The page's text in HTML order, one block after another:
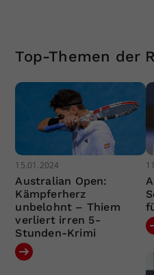
Top-Themen der
15.01.2024
Australian Open:
Kämpferherz
unbelohnt – Thiem
verliert irren 5-
Stunden-Krimi